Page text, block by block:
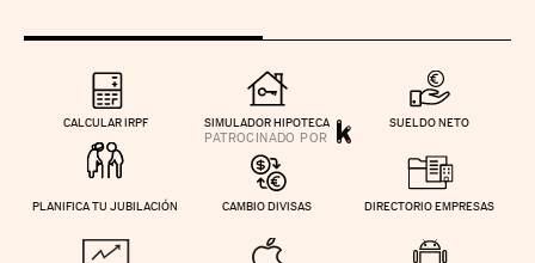
CALCULAR IRPF SIMULADOR HIPOTECA SUELDO NETO
PLANIFICA TU JUBILACIÓN CAMBIO DIVISAS DIRECTORIO EMPRESAS